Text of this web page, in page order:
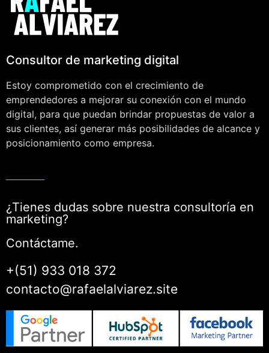
Consultor de marketing digital
Estoy comprometido con el crecimiento de
emprendedores a mejorar su conexión con el mundo
digital, para que puedan brindar propuestas de valor a
sus clientes, así generar más posibilidades de alcance y
posicionamiento como empresa.
¿Tienes dudas sobre nuestra consultoría en
marketing?
Contáctame.
+(51) 933 018 372
contacto@rafaelalviarez.site